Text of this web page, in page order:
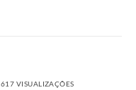
617 VISUALIZAÇÕES